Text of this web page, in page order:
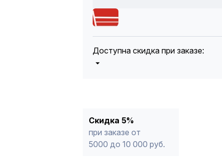
Доступна скидка при заказе:
* -Для заказов, состоящих
продукции, максимальная скидка
Скидка 5%
при заказе от
5000 до 10 000 руб.